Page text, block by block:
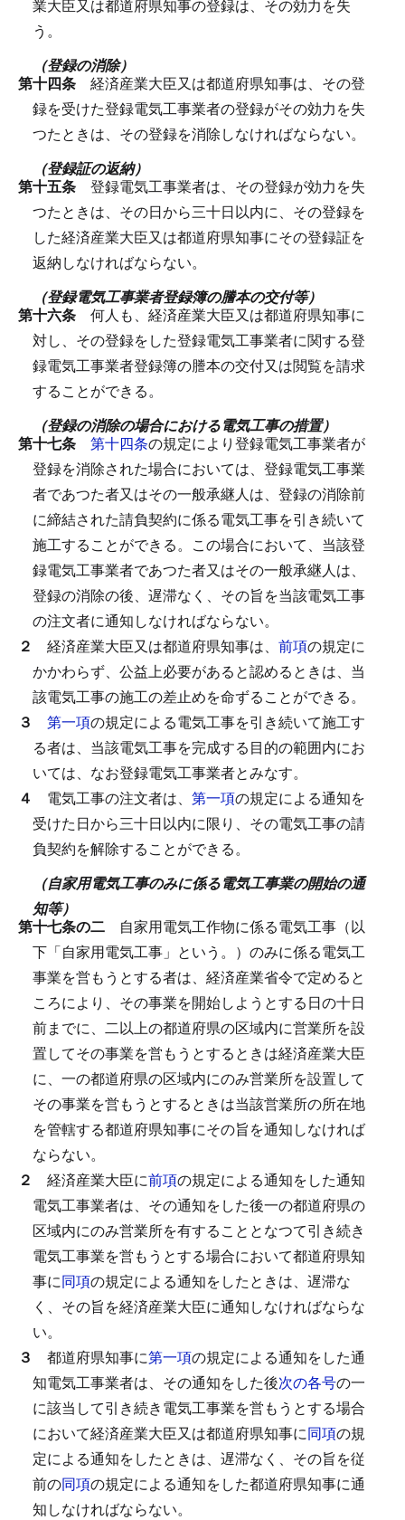
業大臣又は都道府県知事の登録は、その効力を失
う。
（登録の消除）
第十四条 経済産業大臣又は都道府県知事は、その登
録を受けた登録電気工事業者の登録がその効力を失
つたときは、その登録を消除しなければならない。
（登録証の返納）
第十五条 登録電気工事業者は、その登録が効力を失
つたときは、その日から三十日以内に、その登録を
した経済産業大臣又は都道府県知事にその登録証を
返納しなければならない。
（登録電気工事業者登録簿の謄本の交付等）
第十六条 何人も、経済産業大臣又は都道府県知事に
対し、その登録をした登録電気工事業者に関する登
録電気工事業者登録簿の謄本の交付又は閲覧を請求
することができる。
（登録の消除の場合における電気工事の措置）
第十七条 第十四条の規定により登録電気工事業者が
登録を消除された場合においては、登録電気工事業
者であつた者又はその一般承継人は、登録の消除前
に締結された請負契約に係る電気工事を引き続いて
施工することができる。 この場合において、当該登
録電気工事業者であつた者又はその一般承継人は、
登録の消除の後、遅滞なく、その旨を当該電気工事
の注文者に通知しなければならない。
２ 経済産業大臣又は都道府県知事は、 前項の規定に
かかわらず、公益上必要があると認めるときは、当
該電気工事の施工の差止めを命ずることができる。
３ 第一項の規定による電気工事を引き続いて施工す
る者は、当該電気工事を完成する目的の範囲内にお
いては、なお登録電気工事業者とみなす。
４ 電気工事の注文者は、 第一項の規定による通知を
受けた日から三十日以内に限り、その電気工事の請
負契約を解除することができる。
（自家用電気工事のみに係る電気工事業の開始の通
知等）
第十七条の二 自家用電気工作物に係る電気工事（以
下「自家用電気工事」という。）のみに係る電気工
事業を営もうとする者は、経済産業省令で定めると
ころにより、その事業を開始しようとする日の十日
前までに、二以上の都道府県の区域内に営業所を設
置してその事業を営もうとするときは経済産業大臣
に、一の都道府県の区域内にのみ営業所を設置して
その事業を営もうとするときは当該営業所の所在地
を管轄する都道府県知事にその旨を通知しなければ
ならない。
２ 経済産業大臣に前項の規定による通知をした通知
電気工事業者は、その通知をした後一の都道府県の
区域内にのみ営業所を有することとなつて引き続き
電気工事業を営もうとする場合において都道府県知
事に同項の規定による通知をしたときは、遅滞な
く、その旨を経済産業大臣に通知しなければならな
い。
３ 都道府県知事に第一項の規定による通知をした通
知電気工事業者は、その通知をした後次の各号の一
に該当して引き続き電気工事業を営もうとする場合
において経済産業大臣又は都道府県知事に同項の規
定による通知をしたときは、遅滞なく、その旨を従
前の同項の規定による通知をした都道府県知事に通
知しなければならない。